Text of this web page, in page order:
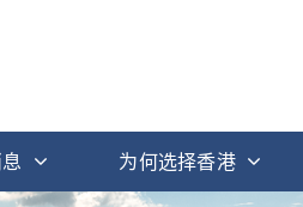
为何选择香港